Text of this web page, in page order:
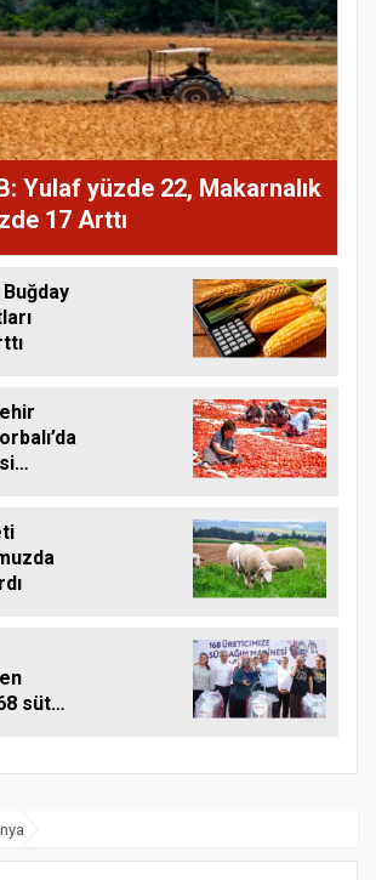
Yulaf yüzde 22, Makarnalık
17 Arttı
Buğday
süt